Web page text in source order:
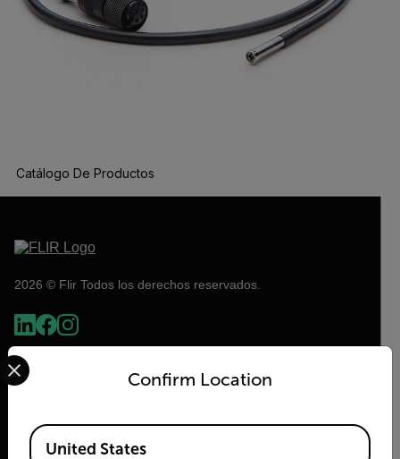
Catálogo De Productos
2026 © Flir Todos los derechos reservados.
Confirm Location
Select your preferred country and language from the
Available Locations
United States